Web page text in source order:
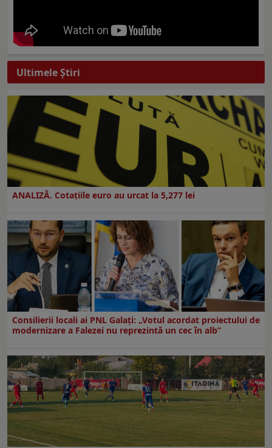
Ultimele Ştiri
ANALIZĂ. Cotațiile euro au urcat la 5,277 lei
Consilierii locali ai PNL Galaţi: „Votul acordat proiectului de
modernizare a Falezei nu reprezintă un cec în alb”